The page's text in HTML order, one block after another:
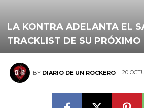
LA KONTRA ADELANTA EL
TRACKLIST DE SU PRÓXIMO
BY DIARIO DE UN ROCKERO 20